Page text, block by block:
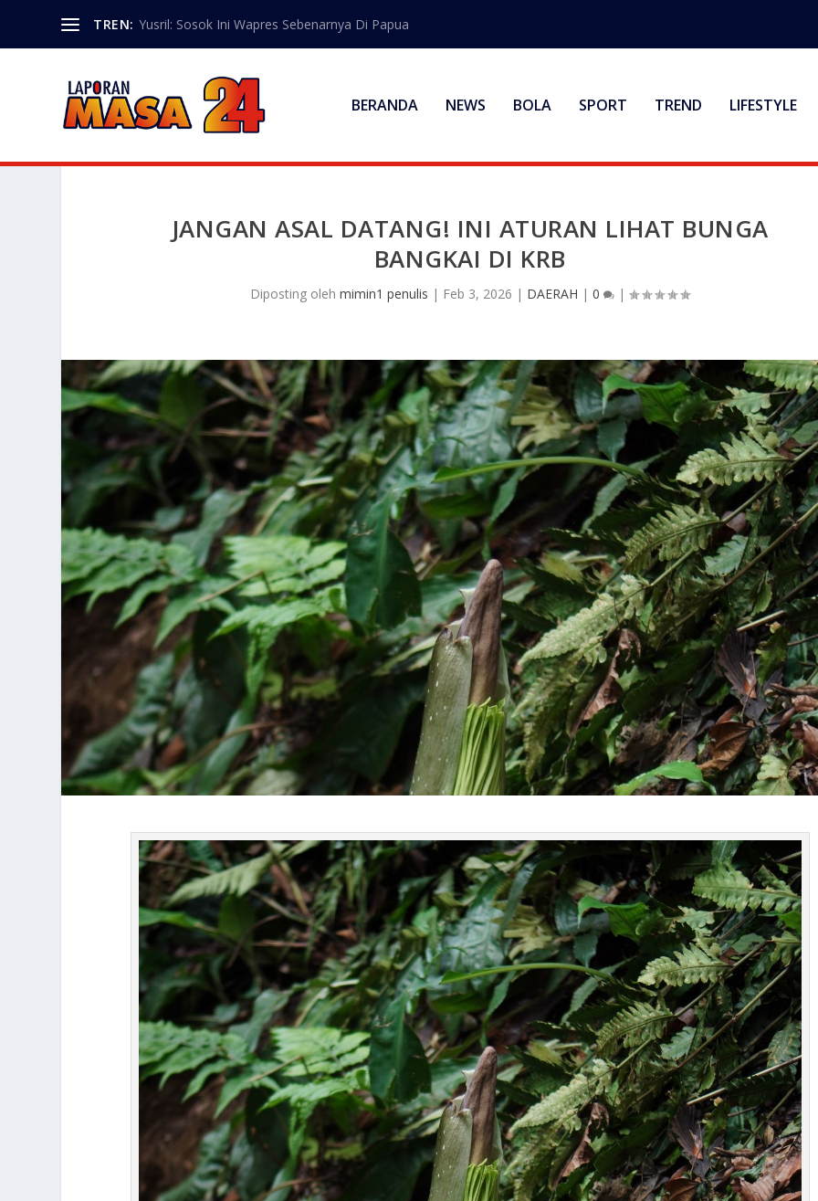
TREN: Yusril: Sosok Ini Wapres Sebenarnya Di Papua
BERANDA NEWS BOLA SPORT TREND LIFESTYLE
JANGAN ASAL DATANG! INI ATURAN LIHAT BUNGA
BANGKAI DI KRB
Diposting olehmimin1 penulis | Feb 3, 2026 | DAERAH |0 |